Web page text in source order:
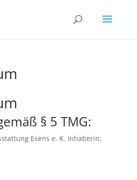
§ 5 TMG:
Esens e. K. Inhaberin: